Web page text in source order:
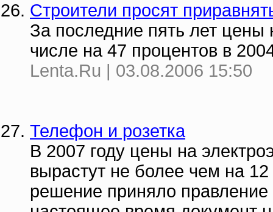
Строители просят
За последние пять лет
числе на 47 процентов в
Lenta.Ru | 03.08.2006 15:50
Телефон и розетка
В 2007 году цены на
вырастут не более чем на
решение приняло